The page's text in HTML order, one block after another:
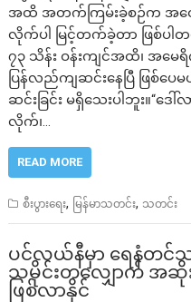
အထိ အတက်ကြမ်းခဲ့စဉ်က အထွ
လိုက်ပါ မြင့်တက်ခဲ့တာ ဖြစ်ပါ
၇၃ သိန်း ဝန်းကျင်အထိ၊ အမ
ပြန်လည်ကျဆင်းနေပြီ ဖြစ်ပ
ဆင်းခြင်း မရှိသေးပါဘူး။“ဒ
လိုက်၊…
READ MORE
စီးပွားရေး, မြန်မာသတင်း, သတင်း
ပင်လယ်နီမှာ ရေနံတင်
သမိုင်းတလျှောက် အဆို
ဖြစ်လာနိုင်